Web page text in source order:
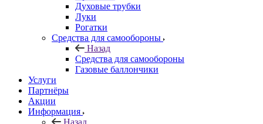
Духовые трубки
Луки
Рогатки
Средства для самообороны
Назад
Средства для самообороны
Газовые баллончики
Услуги
Партнёры
Акции
Информация
Назад